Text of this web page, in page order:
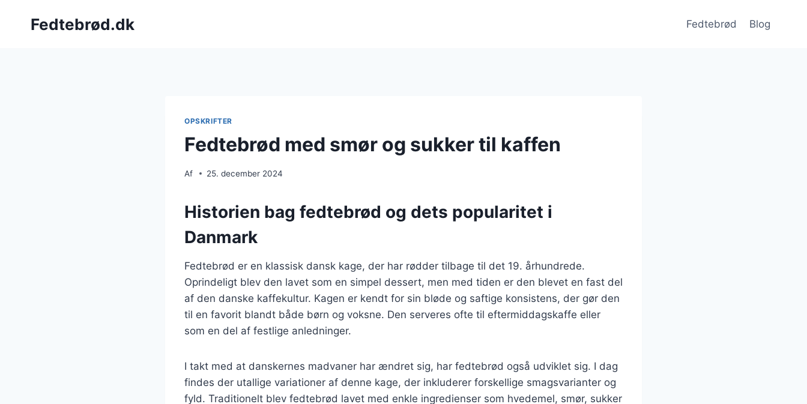
Fedtebrød.dk Fedtebrød Blog
OPSKRIFTER
Fedtebrød med smør og sukker til kaffen
Af 25. december 2024
Historien bag fedtebrød og dets popularitet i
Danmark
Fedtebrød er en klassisk dansk kage, der har rødder tilbage til det 19. århundrede.
Oprindeligt blev den lavet som en simpel dessert, men med tiden er den blevet en fast del
af den danske kaffekultur. Kagen er kendt for sin bløde og saftige konsistens, der gør den
til en favorit blandt både børn og voksne. Den serveres ofte til eftermiddagskaffe eller
som en del af festlige anledninger.
I takt med at danskernes madvaner har ændret sig, har fedtebrød også udviklet sig. I dag
findes der utallige variationer af denne kage, der inkluderer forskellige smagsvarianter og
fyld. Traditionelt blev fedtebrød lavet med enkle ingredienser som hvedemel, smør, sukker